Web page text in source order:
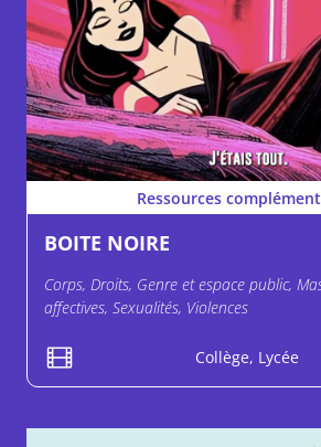
Ressources
BOITE NOIRE
Corps, Droits, Genre et espace public,
affectives, Sexualités, Violences
Collège, Lycée